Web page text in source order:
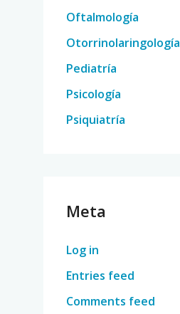
Oftalmología
Otorrinolaringología
Pediatría
Psicología
Psiquiatría
Meta
Log in
Entries feed
Comments feed